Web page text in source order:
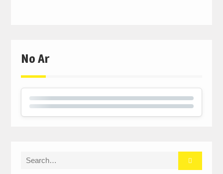
No Ar
Search